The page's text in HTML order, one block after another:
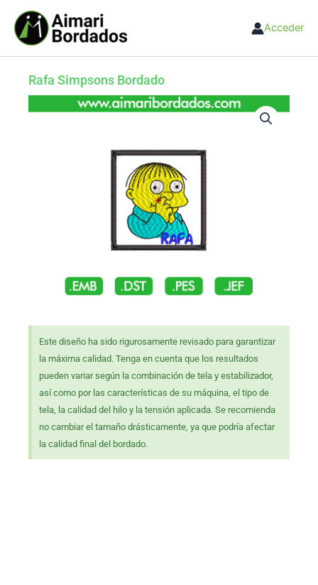
contenido
Acceder
Rafa Simpsons Bordado
Este diseño ha sido rigurosamente revisado para garantizar
la máxima calidad. Tenga en cuenta que los resultados
pueden variar según la combinación de tela y estabilizador,
así como por las características de su máquina, el tipo de
tela, la calidad del hilo y la tensión aplicada. Se recomienda
no cambiar el tamaño drásticamente, ya que podría afectar
la calidad final del bordado.